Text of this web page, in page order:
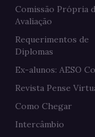
Comissão Própria
Avaliação
Requerimentos de
Diplomas
Ex-alunos: AESO
Revista Pense
Como Chegar
Intercâmbio